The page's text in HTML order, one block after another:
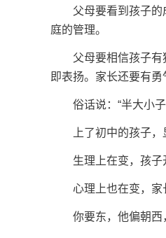
父母要看到孩子的成
庭的管理。
父母要相信孩子有独
即表扬。家长还要有
俗话说：“半大小子
上了初中的孩子，
生理上在变，孩子
心理上也在变，家长
你要东，他偏朝西